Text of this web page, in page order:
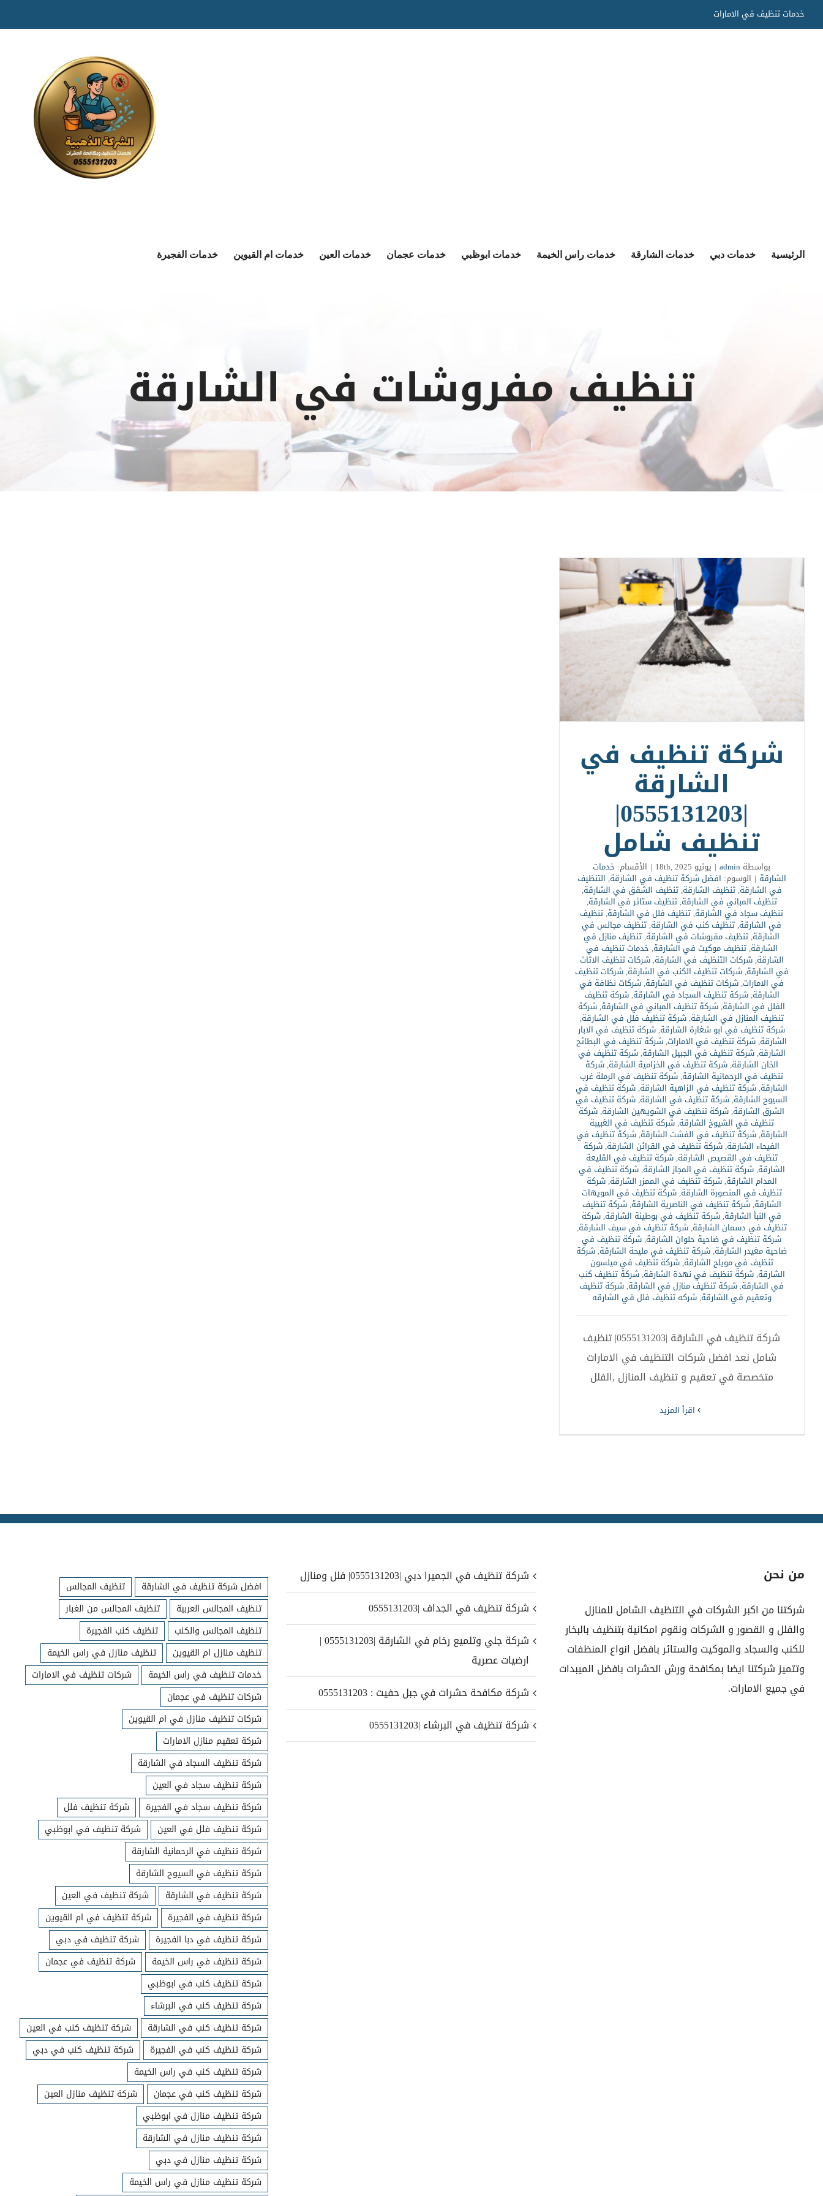
to
خدمات تنظيف في الامارات
الرئيسية خدمات دبي خدمات الشارقة خدمات راس الخيمة خدمات ابوظبي خدمات عجمان خدمات العين خدمات ام القيوين خدمات الفجيرة
تنظيف مفروشات في الشارقة
شركة تنظيف في
الشارقة
|0555131203|
تنظيف شامل
بواسطة admin
| يونيو 18th, 2025 | الأقسام: خدمات
الشارقة | الوسوم: افضل شركة تنظيف في الشارقة, التنظيف
في الشارقة,تنظيف الشارقة,تنظيف الشقق في الشارقة,
تنظيف المباني في الشارقة,تنظيف ستائر في الشارقة,
تنظيف سجاد في الشارقة,تنظيف فلل في الشارقة,تنظيف
في الشارقة,تنظيف كنب في الشارقة,تنظيف مجالس في
الشارقة,تنظيف مفروشات في الشارقة,تنظيف منازل في
الشارقة,تنظيف موكيت في الشارقة, خدمات تنظيف في
الشارقة,شركات التنظيف في الشارقة,شركات تنظيف الاثاث
في الشارقة,شركات تنظيف الكنب في الشارقة,شركات تنظيف
في الامارات,شركات تنظيف في الشارقة,شركات نظافة في
الشارقة,شركة تنظيف السجاد في الشارقة,شركة تنظيف
الفلل في الشارقة,شركة تنظيف المباني في الشارقة,شركة
تنظيف المنازل في الشارقة,شركة تنظيف فلل في الشارقة,
شركة تنظيف في ابو شغارة الشارقة,شركة تنظيف في الابار
الشارقة,شركة تنظيف في الامارات,شركة تنظيف في البطائح
الشارقة,شركة تنظيف في الجبيل الشارقة,شركة تنظيف في
الخان الشارقة,شركة تنظيف في الخزامية الشارقة,شركة
تنظيف في الرحمانية الشارقة,شركة تنظيف في الرملة غرب
الشارقة,شركة تنظيف في الزاهية الشارقة,شركة تنظيف في
السيوح الشارقة,شركة تنظيف في الشارقة,شركة تنظيف في
الشرق الشارقة,شركة تنظيف في الشويهين الشارقة,شركة
تنظيف في الشيوخ الشارقة,شركة تنظيف في الغبيبة
الشارقة,شركة تنظيف في الفشت الشارقة,شركة تنظيف في
الفيحاء الشارقة,شركة تنظيف في القرائن الشارقة,شركة
تنظيف في القصيص الشارقة,شركة تنظيف في القليعة
الشارقة,شركة تنظيف في المجاز الشارقة,شركة تنظيف في
المدام الشارقة,شركة تنظيف في الممزر الشارقة,شركة
تنظيف في المنصورة الشارقة,شركة تنظيف في المويهات
الشارقة,شركة تنظيف في الناصرية الشارقة,شركة تنظيف
في النبأ الشارقة,شركة تنظيف في بوطينة الشارقة,شركة
تنظيف في دسمان الشارقة,شركة تنظيف في سيف الشارقة,
شركة تنظيف في ضاحية حلوان الشارقة,شركة تنظيف في
ضاحية مغيدر الشارقة,شركة تنظيف في مليحة الشارقة,شركة
تنظيف في مويلح الشارقة,شركة تنظيف في ميلسون
الشارقة,شركة تنظيف في نهدة الشارقة,شركة تنظيف كنب
في الشارقة,شركة تنظيف منازل في الشارقة,شركة تنظيف
وتعقيم في الشارقة,شركه تنظيف فلل في الشارقه
شركة تنظيف في الشارقة |0555131203| تنظيف
شامل نعد افضل شركات التنظيف في الامارات
متخصصة في تعقيم و تنظيف المنازل ,الفلل
‫اقرأ المزيد
من نحن
شركتنا من اكبر الشركات في التنظيف الشامل للمنازل
والفلل و القصور و الشركات ونقوم امكانية بتنظيف بالبخار
للكنب والسجاد والموكيت والستائر بافضل انواع المنظفات
وتتميز شركتنا ايضا بمكافحة ورش الحشرات بافضل الميبدات
في جميع الامارات.
شركة تنظيف في الجميرا دبي |0555131203| فلل ومنازل
شركة تنظيف في الجداف |0555131203
شركة جلي وتلميع رخام في الشارقة |0555131203 |
ارضيات عصرية
شركة مكافحة حشرات في جبل حفيت : 0555131203
شركة تنظيف في البرشاء |0555131203
افضل شركة تنظيف في الشارقة
تنظيف المجالس
تنظيف المجالس العربية
تنظيف المجالس من الغبار
تنظيف المجالس والكنب
تنظيف كنب الفجيرة
تنظيف منازل ام القيوين
تنظيف منازل في راس الخيمة
خدمات تنظيف في راس الخيمة
شركات تنظيف في الامارات
شركات تنظيف في عجمان
شركات تنظيف منازل في ام القيوين
شركة تعقيم منازل الامارات
شركة تنظيف السجاد في الشارقة
شركة تنظيف سجاد في العين
شركة تنظيف سجاد في الفجيرة
شركة تنظيف فلل
شركة تنظيف فلل في العين
شركة تنظيف في ابوظبي
شركة تنظيف في الرحمانية الشارقة
شركة تنظيف في السيوح الشارقة
شركة تنظيف في الشارقة
شركة تنظيف في العين
شركة تنظيف في الفجيرة
شركة تنظيف في ام القيوين
شركة تنظيف في دبا الفجيرة
شركة تنظيف في دبي
شركة تنظيف في راس الخيمة
شركة تنظيف في عجمان
شركة تنظيف كنب في ابوظبي
شركة تنظيف كنب في البرشاء
شركة تنظيف كنب في الشارقة
شركة تنظيف كنب في العين
شركة تنظيف كنب في الفجيرة
شركة تنظيف كنب في دبي
شركة تنظيف كنب في راس الخيمة
شركة تنظيف كنب في عجمان
شركة تنظيف منازل العين
شركة تنظيف منازل في ابوظبي
شركة تنظيف منازل في الشارقة
شركة تنظيف منازل في دبي
شركة تنظيف منازل في راس الخيمة